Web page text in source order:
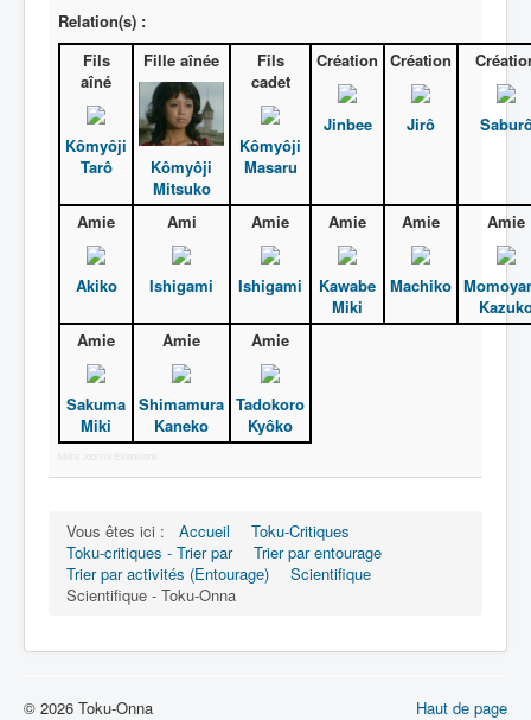
Relation(s) :
Fils
aîné
Kômyôji
Tarô
Fille aînée
Kômyôji
Mitsuko
Fils
cadet
Kômyôji
Masaru
Création
Jinbee
Création
Jirô
Amie
Akiko
Ami
Ishigami
Amie
Ishigami
Amie
Kawabe
Miki
Amie
Machiko
Amie
Amie
Sakuma
Miki
Amie
Shimamura
Kaneko
Amie
Tadokoro
Kyôko
More Joomla Extensions
Vous êtes ici : Accueil
Toku-Critiques
Toku-critiques - Trier par
Trier par entourage
Trier par activités (Entourage)
Scientifique
Scientifique - Toku-Onna
Haut de page
© 2026 Toku-Onna